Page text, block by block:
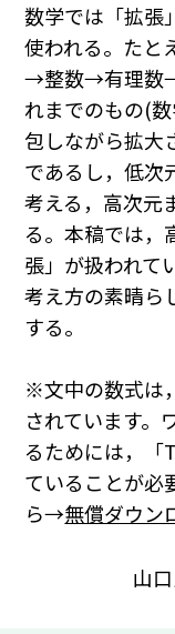
数学では「拡張
使われる。たと
→整数→有理数
れまでのもの(
包しながら拡大
であるし，低次
考える，高次元
る。本稿では，
張」が扱われて
考え方の素晴ら
する。
※文中の数式は
されています。
るためには，「
ていることが必
ら→無償ダウン
山